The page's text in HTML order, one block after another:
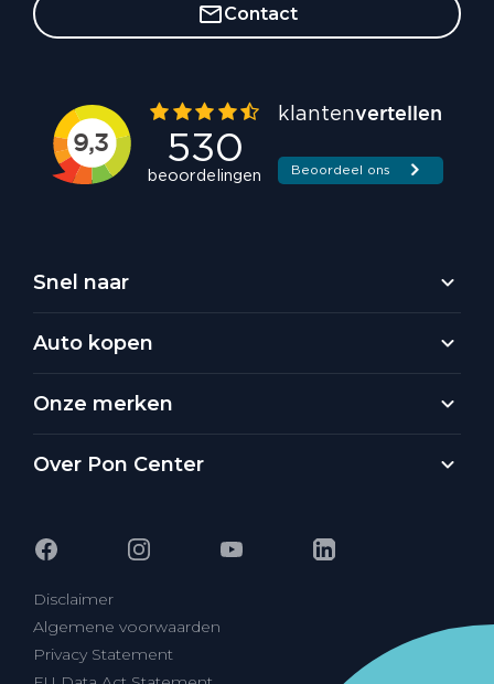
Contact
Snel naar
Auto kopen
Onze merken
Over Pon Center
Disclaimer
Algemene voorwaarden
Privacy Statement